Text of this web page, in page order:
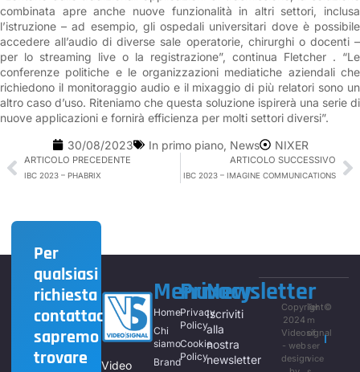
combinata apre anche nuove funzionalità in altri settori, inclusa
l’istruzione – ad esempio, gli ospedali universitari dove è possibile
accedere all’audio di diverse sale operatorie, chirurghi o docenti –
per lo streaming live o la registrazione”, continua Fletcher . “Le
conferenze politiche e le organizzazioni mediatiche aziendali che
richiedono il monitoraggio audio e il mixaggio di più relatori sono un
altro caso d’uso. Riteniamo che questa soluzione ispirerà una serie di
nuove applicazioni e fornirà efficienza per molti settori diversi”.
30/08/2023
In primo piano, News NIXER
ARTICOLO PRECEDENTE
IBC 2023 – PHABRIX
ARTICOLO SUCCESSIVO
IBC 2023 – IMAGINE COMMUNICATIONS
Per
qualsiasi
richiesta
contattaci,
sapremo
trovare
Video
Menu
Home
Chi
siamo
Brand
Privacy
Privacy
Policy
Cookie
Policy
Newsletter
Iscriviti
alla
nostra
newsletter
Copyright©
2024
Videosignal
- web
design
Ter
m
of
ser
vice